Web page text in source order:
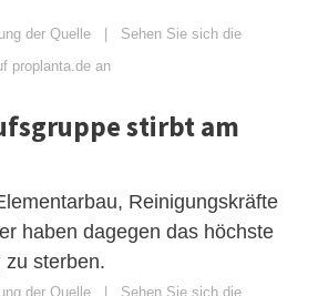
der Quelle | Sehen Sie sich die
proplanta.de an
stirbt am
Reinigungskräfte
haben dagegen das höchste
zu sterben.
der Quelle | Sehen Sie sich die